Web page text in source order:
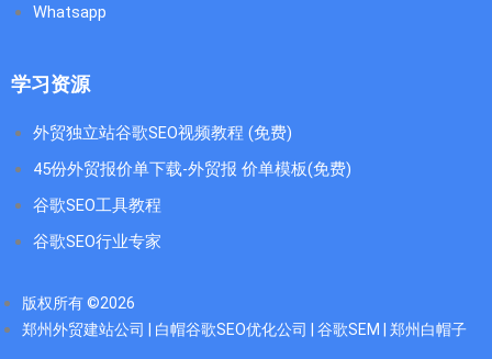
Whatsapp
学习资源
外贸独立站谷歌SEO视频教程 (免费)
45份外贸报价单下载-外贸报 价单模板(免费)
谷歌SEO工具教程
谷歌SEO行业专家
版权所有 ©2026
郑州外贸建站公司 | 白帽谷歌SEO优化公司 | 谷歌SEM | 郑州白帽子